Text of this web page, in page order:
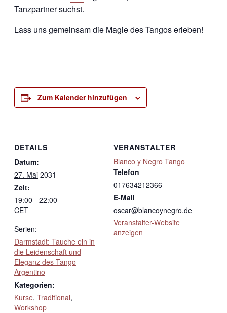
Tanzpartner suchst.
Lass uns gemeinsam die Magie des Tangos erleben!
Zum Kalender hinzufügen
DETAILS
Datum:
27. Mai 2031
Zeit:
19:00 - 22:00
CET
Serien:
Darmstadt: Tauche ein in
die Leidenschaft und
Eleganz des Tango
Argentino
Kategorien:
Kurse, Traditional,
Workshop
VERANSTALTER
Blanco y Negro Tango
Telefon
017634212366
E-Mail
oscar@blancoynegro.de
Veranstalter-Website
anzeigen